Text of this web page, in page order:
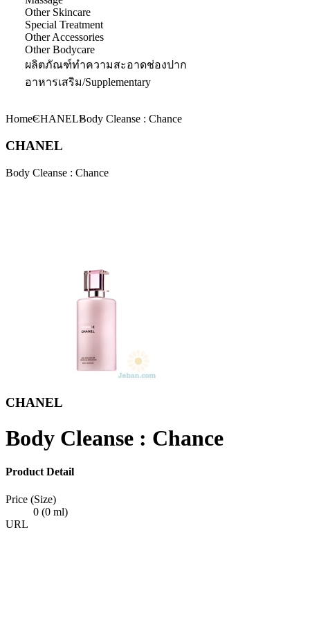
Other Skincare
Special Treatment
Other Accessories
Other Bodycare
ผลิตภัณฑ์ทำความสะอาดช่องปาก
อาหารเสริม/Supplementary
HomeCHANELBody Cleanse : Chance
CHANEL
Body Cleanse : Chance
CHANEL
Body Cleanse : Chance
Product Detail
Price (Size)
0 (0 ml)
URL